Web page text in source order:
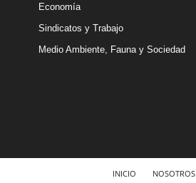
Economía
Sindicatos y Trabajo
Medio Ambiente, Fauna y Sociedad
INICIO NOSOTROS